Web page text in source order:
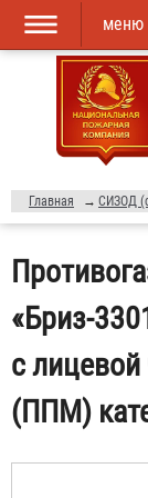
Перейти к
основному
содержанию
Skip to
navigation
меню
Главная → СИЗОД
«Бриз-
с
(ППМ)